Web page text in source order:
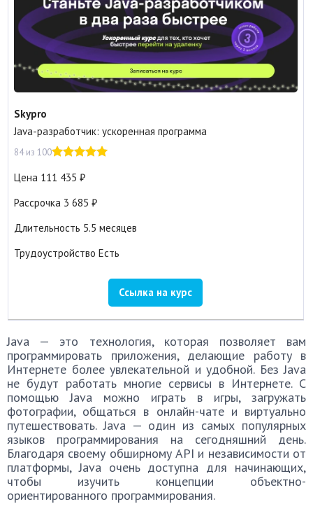
Skypro
Java-разработчик: ускоренная программа
84 из 100
Цена 111 435
Рассрочка 3 685
Длительность 5.5 месяцев
Трудоустройство Есть
Ссылка на курс
Java — это технология, которая позволяет вам
программировать приложения, делающие работу в
Интернете более увлекательной и удобной. Без Java
не будут работать многие сервисы в Интернете. С
помощью Java можно играть в игры, загружать
фотографии, общаться в онлайн-чате и виртуально
путешествовать. Java — один из самых популярных
языков программирования на сегодняшний день.
Благодаря своему обширному API и независимости от
платформы, Java очень доступна для начинающих,
чтобы изучить концепции объектно-
ориентированного программирования.